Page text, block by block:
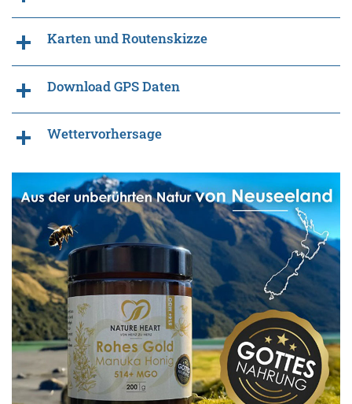
Karten und Routenskizze
Download GPS Daten
Wettervorhersage